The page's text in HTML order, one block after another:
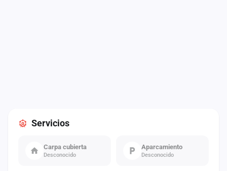
Servicios
Carpa cubierta
Desconocido
Aparcamiento
Desconocido